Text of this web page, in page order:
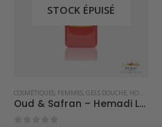
,PARFUMS OCCIDENTAUX
STOCK ÉPUISÉ
COSMÉTIQUES FEMMES GELS DOUCHE HOMMES
Oud & Safran – Hemadi Luxury Oud